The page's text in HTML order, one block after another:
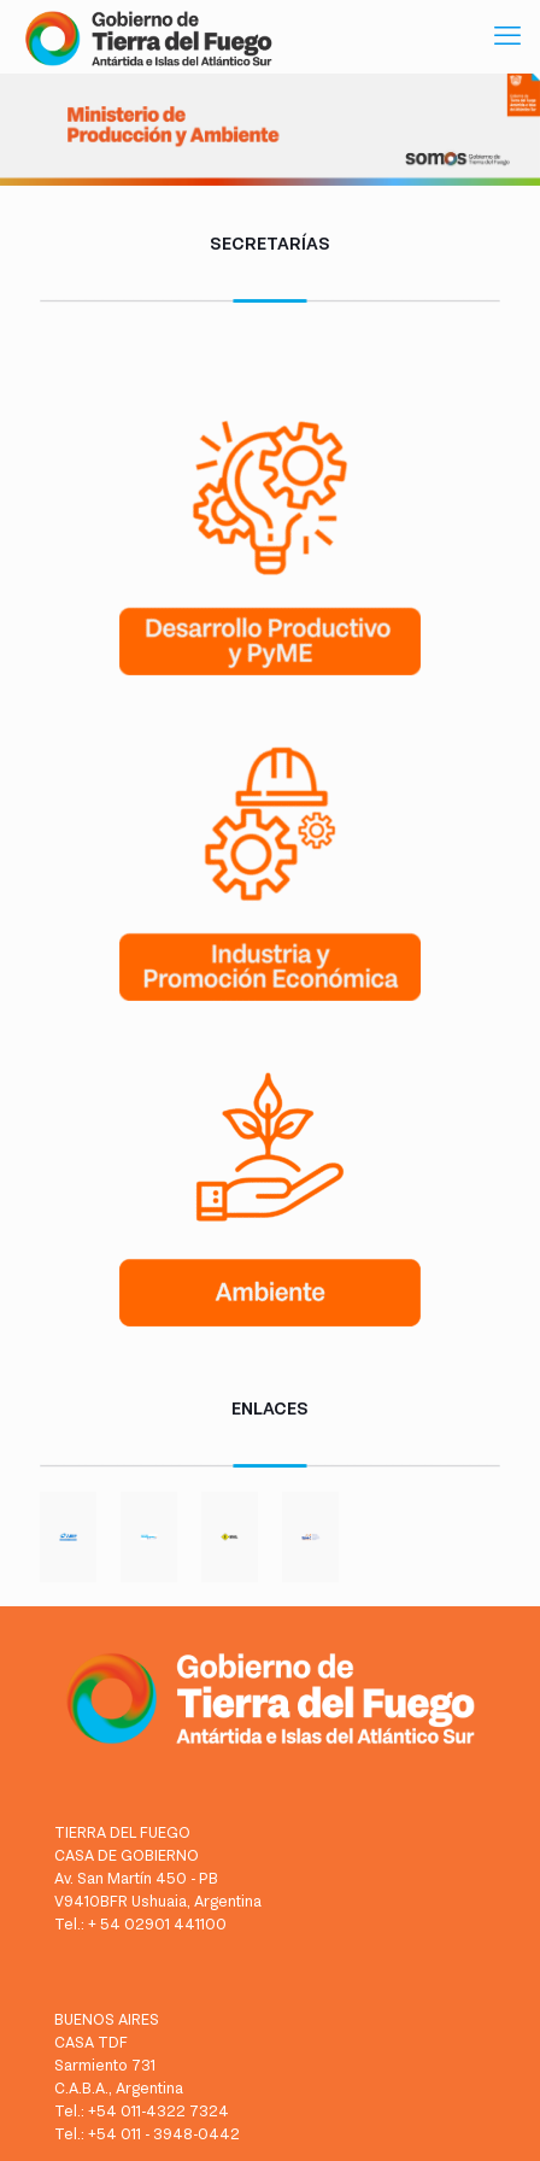
SECRETARÍAS
ENLACES
TIERRA DEL FUEGO
CASA DE GOBIERNO
Av. San Martín 450 - PB
V9410BFR Ushuaia, Argentina
Tel.: + 54 02901 441100
BUENOS AIRES
CASA TDF
Sarmiento 731
C.A.B.A., Argentina
Tel.: +54 011-4322 7324
Tel.: +54 011 - 3948-0442